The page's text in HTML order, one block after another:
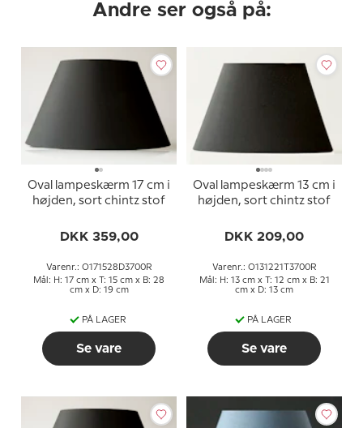
Andre ser også på:
Oval lampeskærm 17 cm i
højden, sort chintz stof
DKK 359,00
Varenr.: O171528D3700R
Mål: H: 17 cm x T: 15 cm x B: 28
cm x D: 19 cm
PÅ LAGER
Se vare
Oval lampeskærm 13 cm i
højden, sort chintz stof
DKK 209,00
Varenr.: O131221T3700R
Mål: H: 13 cm x T: 12 cm x B: 21
cm x D: 13 cm
PÅ LAGER
Se vare